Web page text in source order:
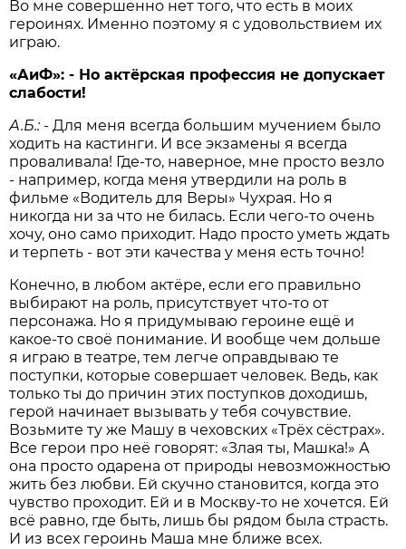
Во мне совершенно нет того, что есть в моих
героинях. Именно поэтому я с удовольствием их
играю.
«АиФ»:- Но актёрская профессия не допускает
слабости!
А.Б.: - Для меня всегда большим мучением было
ходить на кастинги. И все экзамены я всегда
проваливала! Где-то, наверное, мне просто везло
- например, когда меня утвердили на роль в
фильме «Водитель для Веры» Чухрая. Но я
никогда ни за что не билась. Если чего-то очень
хочу, оно само приходит. Надо просто уметь ждать
и терпеть - вот эти качества у меня есть точно!
Конечно, в любом актёре, если его правильно
выбирают на роль, присутствует что-то от
персонажа. Но я придумываю героине ещё и
какое-то своё понимание. И вообще чем дольше
я играю в театре, тем легче оправдываю те
поступки, которые совершает человек. Ведь, как
только ты до причин этих поступков доходишь,
герой начинает вызывать у тебя сочувствие.
Возьмите ту же Машу в чеховских «Трёх сёстрах».
Все герои про неё говорят: «Злая ты, Машка!» А
она просто одарена от природы невозможностью
жить без любви. Ей скучно становится, когда это
чувство проходит. Ей и в Москву-то не хочется. Ей
всё равно, где быть, лишь бы рядом была страсть.
И из всех героинь Маша мне ближе всех.